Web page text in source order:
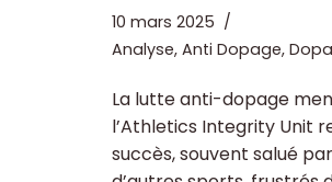
10 mars 2025
Analyse, Anti Dopage,
La lutte anti-dopage
l’Athletics Integrity Unit
succès, souvent salué